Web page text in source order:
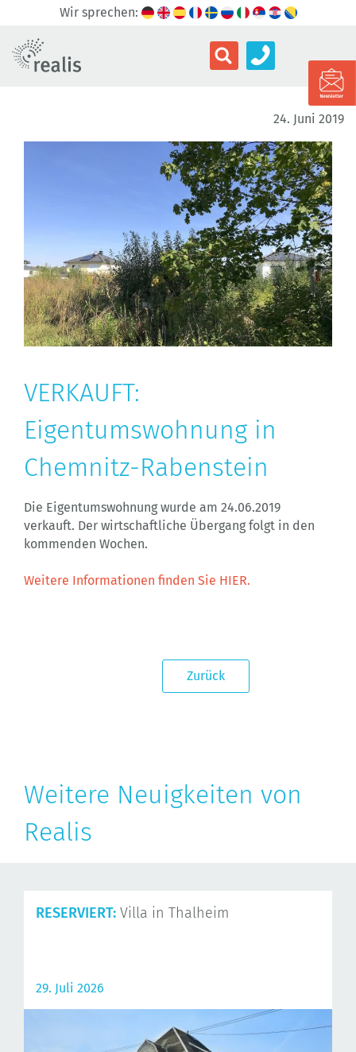
Wir sprechen:
24. Juni 2019
VERKAUFT:
Eigentumswohnung in
Chemnitz-Rabenstein
Die Eigentumswohnung wurde am 24.06.2019
verkauft. Der wirtschaftliche Übergang folgt in den
kommenden Wochen.
Weitere Informationen finden Sie HIER.
Zurück
Weitere Neuigkeiten von
Realis
RESERVIERT: Villa in Thalheim
29. Juli 2026